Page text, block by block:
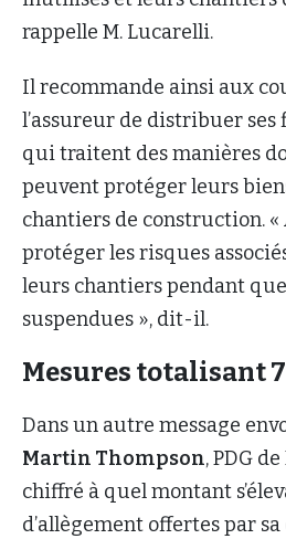
rappelle M. Lucarelli.
Il recommande ainsi aux
l’assureur de distribuer ses
qui traitent des manières
peuvent protéger leurs
chantiers de construction.
protéger les risques
leurs chantiers pendant
suspendues », dit-il.
Mesures totalisant
Dans un autre message
Martin Thompson, PDG
chiffré à quel montant
d’allègement offertes par